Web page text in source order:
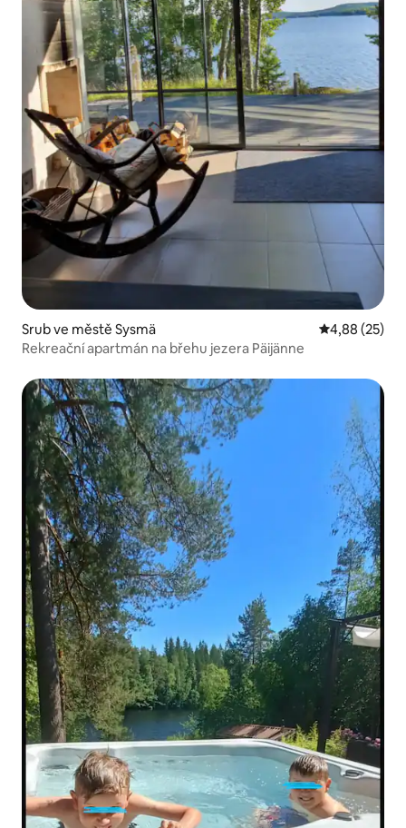
Srub ve městě Sysmä Průměrné
4,88 (25)
Rekreační apartmán na břehu jezera Päijänne